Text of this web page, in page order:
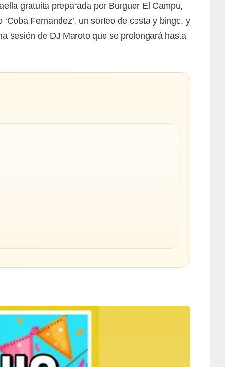
gratuita preparada por Burguer El Campu,
Fernandez’, un sorteo de cesta y bingo, y
sesión de DJ Maroto que se prolongará hasta